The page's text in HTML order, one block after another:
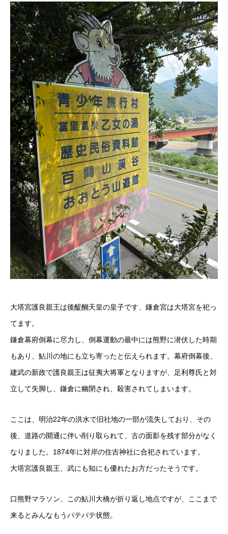
大塔宮護良親王は後醍醐天皇の皇子です、鎌倉宮は大塔宮を祀っ
てます。
鎌倉幕府倒幕に尽力し、倒幕運動の最中には熊野に潜伏した時期
もあり、鮎川の地にも立ち寄ったと伝えられます。幕府倒幕後、
建武の新政で護良親王は征夷大将軍となりますが、足利尊氏と対
立して失脚し、鎌倉に幽閉され、殺害されてしまいます。
ここは、明治22年の洪水で旧社地の一部が流失しており、その
後、道路の開通に伴い削り取られて、古の面影を残す部分がなく
なりました。1874年に対岸の住吉神社に合祀されています。
大塔宮護良親王、武にも知にも優れたお方だったそうです。
口熊野マラソン、この鮎川大橋が折り返し地点ですが、ここまで
来るとみんなもうバテバテ状態。